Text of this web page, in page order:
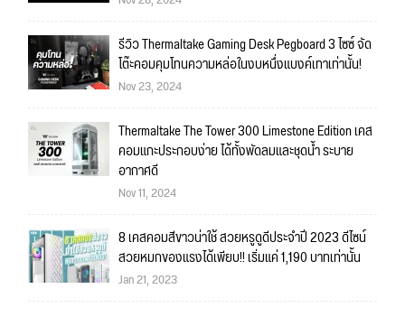
รีวิว Thermaltake Gaming Desk Pegboard 3 ไซซ์ จัด
โต๊ะคอมคุมโทนความหล่อในงบหนึ่งแบงค์เทาเท่านั้น!
Nov 23, 2024
Thermaltake The Tower 300 Limestone Edition เคส
คอมแกะประกอบง่าย ได้ทั้งพัดลมและชุดน้ำ ระบาย
อากาศดี
Nov 11, 2024
8 เคสคอมสีขาวน่าใช้ สวยหรูดูดีประจำปี 2023 ดีไซน์
สวยหมกของแรงได้เพียบ!! เริ่มแค่ 1,190 บาทเท่านั้น
Jan 21, 2023